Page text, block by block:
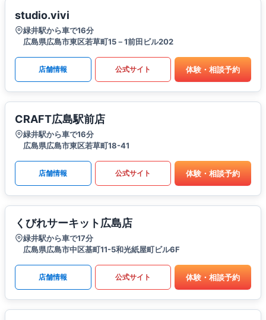
studio.vivi
緑井駅から車で16分
広島県広島市東区若草町15－1前田ビル202
店舗情報 公式サイト 体験・相談予約
CRAFT広島駅前店
緑井駅から車で16分
広島県広島市東区若草町18-41
店舗情報 公式サイト 体験・相談予約
くびれサーキット広島店
緑井駅から車で17分
広島県広島市中区基町11-5和光紙屋町ビル6F
店舗情報 公式サイト 体験・相談予約